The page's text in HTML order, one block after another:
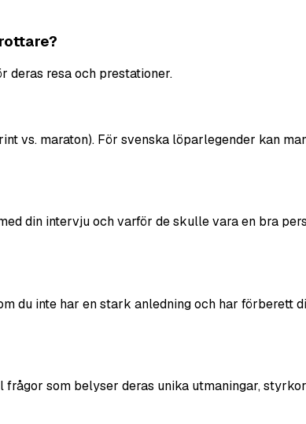
deras resa och prestationer.
vs. maraton). För svenska löparlegender kan
din intervju och varför de skulle vara en bra
du inte har en stark anledning och har förberett
som belyser deras unika utmaningar,